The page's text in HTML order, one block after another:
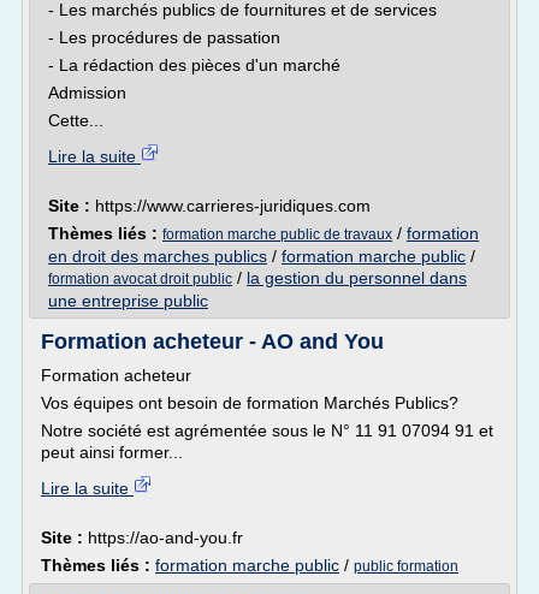
- Les marchés publics de fournitures et de services
- Les procédures de passation
- La rédaction des pièces d'un marché
Admission
Cette...
Lire la suite
Site : https://www.carrieres-juridiques.com
Thèmes liés : formation marche public de travaux / formation
en droit des marches publics / formation marche public /
formation avocat droit public / la gestion du personnel dans
une entreprise public
Formation acheteur - AO and You
Formation acheteur
Vos équipes ont besoin de formation Marchés Publics?
Notre société est agrémentée sous le N° 11 91 07094 91 et
peut ainsi former...
Lire la suite
Site : https://ao-and-you.fr
Thèmes liés : formation marche public / public formation